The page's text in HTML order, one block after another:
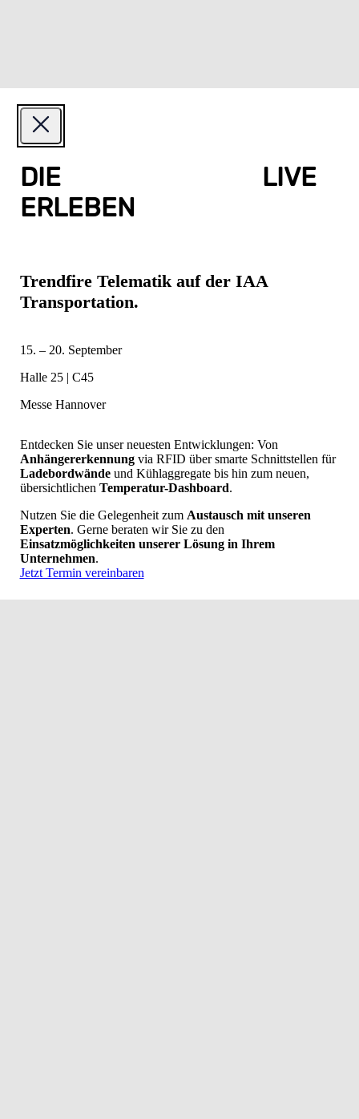
DIE
LIVE
ERLEBEN
Trendfire Telematik auf der IAA
Transportation.
15. – 20. September
Halle 25 | C45
Messe Hannover
Entdecken Sie unser neuesten Entwicklungen: Von
Anhängererkennungvia RFID über smarte Schnittstellen für
Ladebordwändeund Kühlaggregate bis hin zum neuen,
übersichtlichen Temperatur-Dashboard.
Nutzen Sie die Gelegenheit zum Austausch mit unseren
Experten. Gerne beraten wir Sie zu den
Einsatzmöglichkeiten unserer Lösung in Ihrem
Unternehmen.
Jetzt Termin vereinbaren